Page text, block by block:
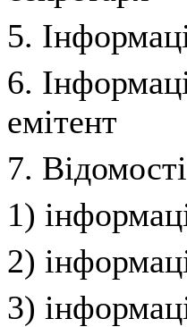
5.
6.
емітент
7.
1)
2)
3)